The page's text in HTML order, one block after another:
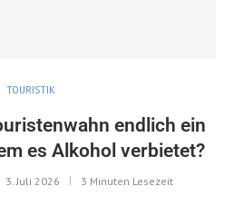
TOURISTIK
endlich ein
es Alkohol verbietet?
3. Juli 2026 3 Minuten Lesezeit